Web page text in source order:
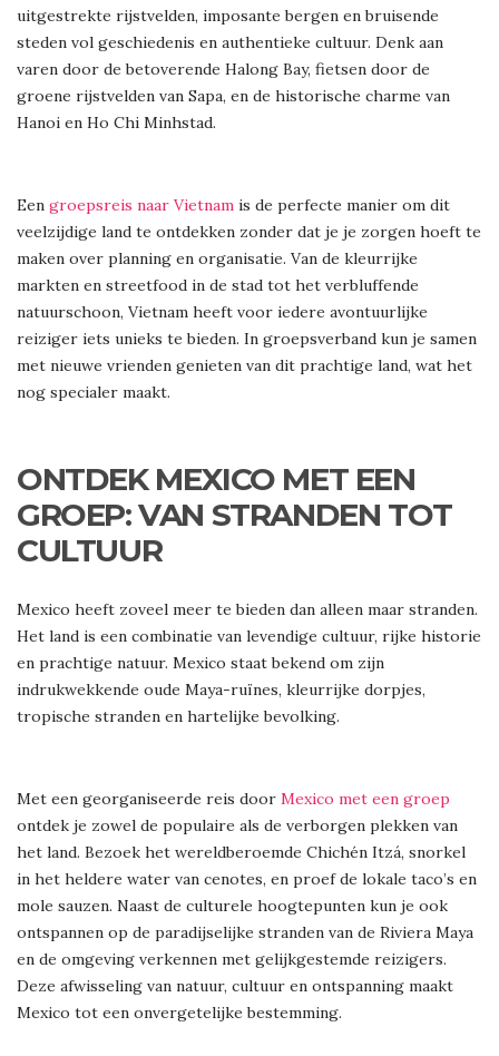
uitgestrekte rijstvelden, imposante bergen en bruisende
steden vol geschiedenis en authentieke cultuur. Denk aan
varen door de betoverende Halong Bay, fietsen door de
groene rijstvelden van Sapa, en de historische charme van
Hanoi en Ho Chi Minhstad.
Een groepsreis naar Vietnam is de perfecte manier om dit
veelzijdige land te ontdekken zonder dat je je zorgen hoeft te
maken over planning en organisatie. Van de kleurrijke
markten en streetfood in de stad tot het verbluffende
natuurschoon, Vietnam heeft voor iedere avontuurlijke
reiziger iets unieks te bieden. In groepsverband kun je samen
met nieuwe vrienden genieten van dit prachtige land, wat het
nog specialer maakt.
ONTDEK MEXICO MET EEN
GROEP: VAN STRANDEN TOT
CULTUUR
Mexico heeft zoveel meer te bieden dan alleen maar stranden.
Het land is een combinatie van levendige cultuur, rijke historie
en prachtige natuur. Mexico staat bekend om zijn
indrukwekkende oude Maya-ruïnes, kleurrijke dorpjes,
tropische stranden en hartelijke bevolking.
Met een georganiseerde reis door Mexico met een groep
ontdek je zowel de populaire als de verborgen plekken van
het land. Bezoek het wereldberoemde Chichén Itzá, snorkel
in het heldere water van cenotes, en proef de lokale taco’s en
mole sauzen. Naast de culturele hoogtepunten kun je ook
ontspannen op de paradijselijke stranden van de Riviera Maya
en de omgeving verkennen met gelijkgestemde reizigers.
Deze afwisseling van natuur, cultuur en ontspanning maakt
Mexico tot een onvergetelijke bestemming.